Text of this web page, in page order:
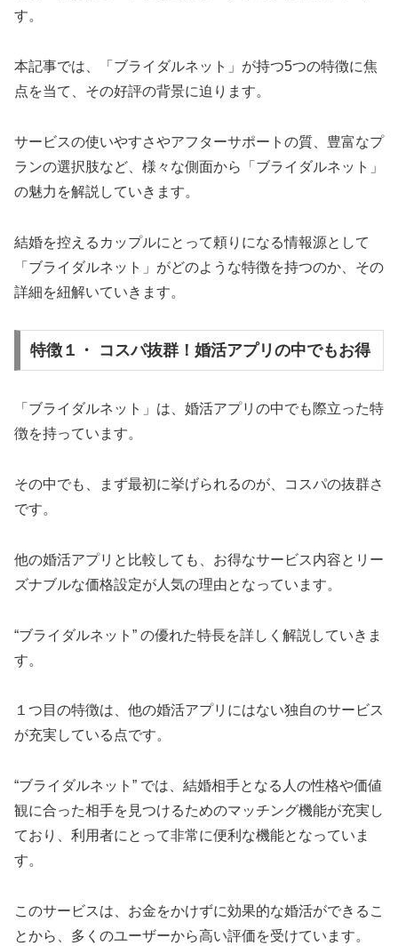
す。
本記事では、「ブライダルネット」が持つ5つの特徴に焦
点を当て、その好評の背景に迫ります。
サービスの使いやすさやアフターサポートの質、豊富なプ
ランの選択肢など、様々な側面から「ブライダルネット」
の魅力を解説していきます。
結婚を控えるカップルにとって頼りになる情報源として
「ブライダルネット」がどのような特徴を持つのか、その
詳細を紐解いていきます。
特徴１・ コスパ抜群！婚活アプリの中でもお得
「ブライダルネット」は、婚活アプリの中でも際立った特
徴を持っています。
その中でも、まず最初に挙げられるのが、コスパの抜群さ
です。
他の婚活アプリと比較しても、お得なサービス内容とリー
ズナブルな価格設定が人気の理由となっています。
“ブライダルネット” の優れた特長を詳しく解説していきま
す。
１つ目の特徴は、他の婚活アプリにはない独自のサービス
が充実している点です。
“ブライダルネット” では、結婚相手となる人の性格や価値
観に合った相手を見つけるためのマッチング機能が充実し
ており、利用者にとって非常に便利な機能となっていま
す。
このサービスは、お金をかけずに効果的な婚活ができるこ
とから、多くのユーザーから高い評価を受けています。